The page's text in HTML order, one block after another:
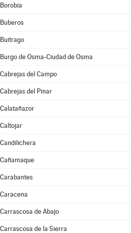
Borobia
Buberos
Buitrago
Burgo de Osma-Ciudad de Osma
Cabrejas del Campo
Cabrejas del Pinar
Calatañazor
Caltojar
Candilichera
Cañamaque
Carabantes
Caracena
Carrascosa de Abajo
Carrascosa de la Sierra